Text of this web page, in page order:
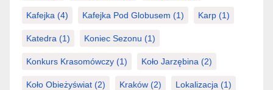
Kafejka (4) Kafejka Pod Globusem (1) Karp (1)
Katedra (1) Koniec Sezonu (1)
Konkurs Krasomówczy (1) Koło Jarzębina (2)
Koło Obieżyświat (2) Kraków (2) Lokalizacja (1)